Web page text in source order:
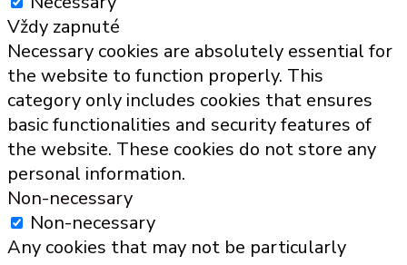
Vždy zapnuté
Necessary cookies are absolutely essential for
the website to function properly. This
category only includes cookies that ensures
basic functionalities and security features of
the website. These cookies do not store any
personal information.
Non-necessary
Non-necessary
Any cookies that may not be particularly